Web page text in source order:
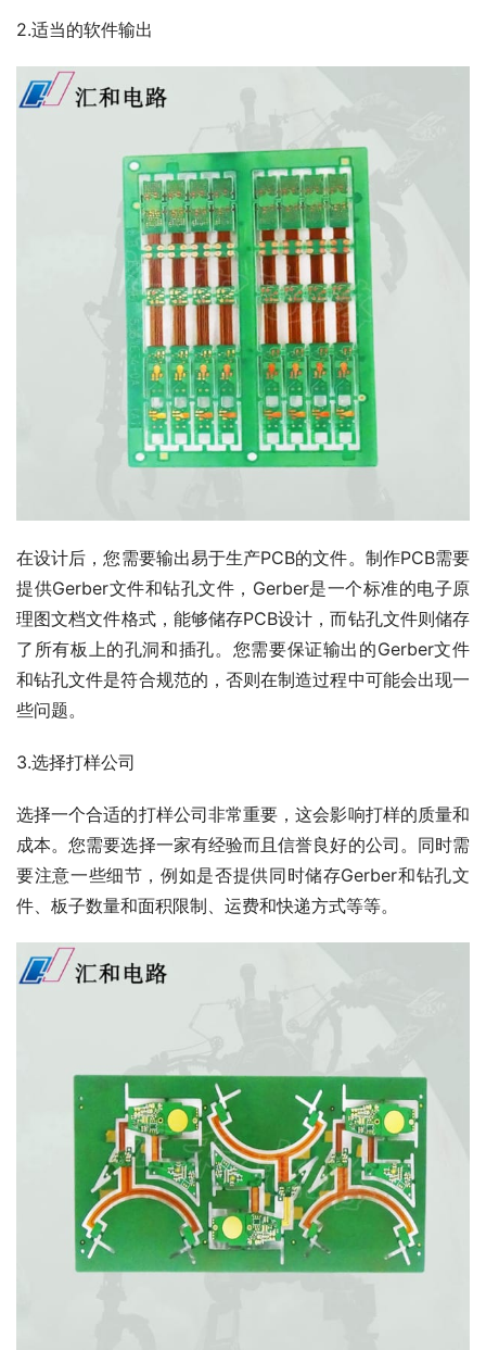
2.适当的软件输出
在设计后，您需要输出易于生产PCB的文件。制作PCB需要
提供Gerber文件和钻孔文件，Gerber是一个标准的电子原
理图文档文件格式，能够储存PCB设计，而钻孔文件则储存
了所有板上的孔洞和插孔。您需要保证输出的Gerber文件
和钻孔文件是符合规范的，否则在制造过程中可能会出现一
些问题。
3.选择打样公司
选择一个合适的打样公司非常重要，这会影响打样的质量和
成本。您需要选择一家有经验而且信誉良好的公司。同时需
要注意一些细节，例如是否提供同时储存Gerber和钻孔文
件、板子数量和面积限制、运费和快递方式等等。